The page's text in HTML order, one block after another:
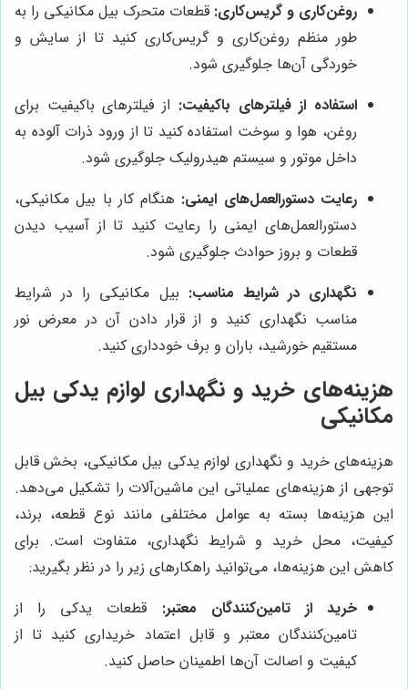
روغن‌کاری و گریس‌کاری: قطعات متحرک بیل مکانیکی را به
طور منظم روغن‌کاری و گریس‌کاری کنید تا از سایش و
خوردگی آن‌ها جلوگیری شود.
استفاده از فیلترهای باکیفیت: از فیلترهای باکیفیت برای
روغن، هوا و سوخت استفاده کنید تا از ورود ذرات آلوده به
داخل موتور و سیستم هیدرولیک جلوگیری شود.
رعایت دستورالعمل‌های ایمنی: هنگام کار با بیل مکانیکی،
دستورالعمل‌های ایمنی را رعایت کنید تا از آسیب دیدن
قطعات و بروز حوادث جلوگیری شود.
نگهداری در شرایط مناسب: بیل مکانیکی را در شرایط
مناسب نگهداری کنید و از قرار دادن آن در معرض نور
مستقیم خورشید، باران و برف خودداری کنید.
هزینه‌های خرید و نگهداری لوازم یدکی بیل
مکانیکی
هزینه‌های خرید و نگهداری لوازم یدکی بیل مکانیکی، بخش قابل
توجهی از هزینه‌های عملیاتی این ماشین‌آلات را تشکیل می‌دهد.
این هزینه‌ها بسته به عوامل مختلفی مانند نوع قطعه، برند،
کیفیت، محل خرید و شرایط نگهداری، متفاوت است. برای
کاهش این هزینه‌ها، می‌توانید راهکارهای زیر را در نظر بگیرید:
خرید از تامین‌کنندگان معتبر: قطعات یدکی را از
تامین‌کنندگان معتبر و قابل اعتماد خریداری کنید تا از
کیفیت و اصالت آن‌ها اطمینان حاصل کنید.